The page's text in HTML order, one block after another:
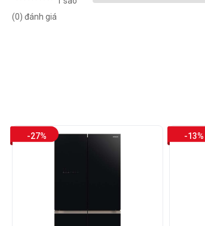
(0) đánh giá
-27% -13%